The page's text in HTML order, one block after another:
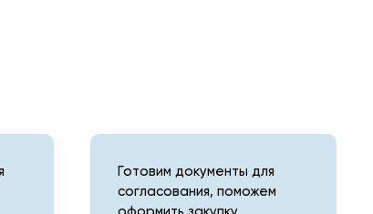
Готовим документы для
согласования, поможем